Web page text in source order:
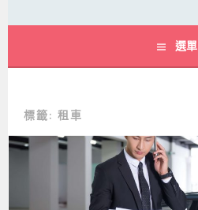
選單
標籤:租車